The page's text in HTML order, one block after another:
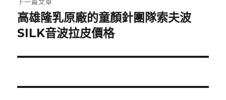
下
一
文
高雄隆乳原廠的童顏針團隊索夫波
SILK音波拉皮價格